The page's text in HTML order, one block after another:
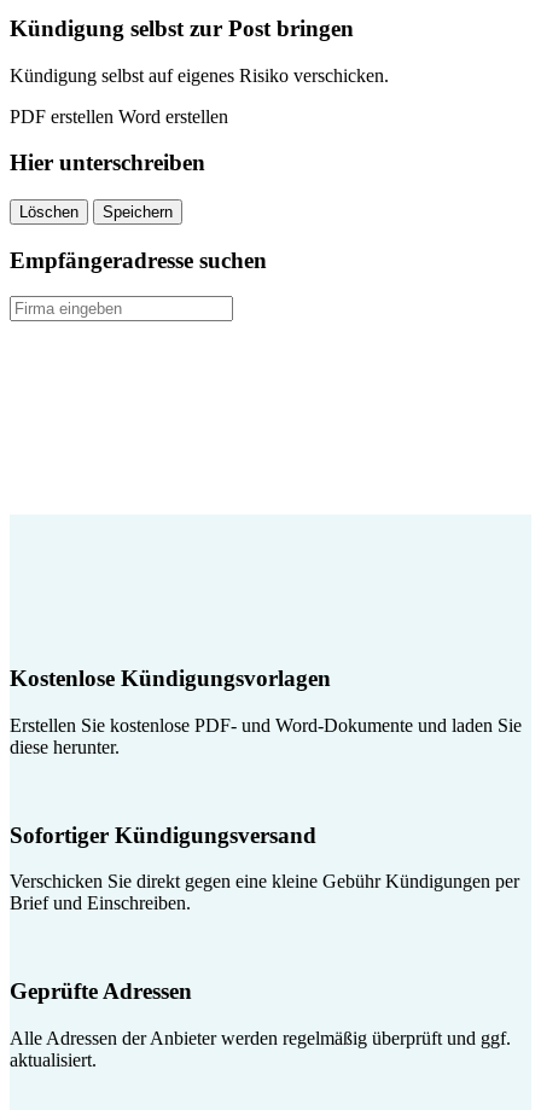
Kündigung selbst zur Post bringen
Kündigung selbst auf eigenes Risiko verschicken.
PDF erstellen Word erstellen
Hier unterschreiben
Löschen Speichern
Empfängeradresse suchen
Kostenlose Kündigungsvorlagen
Erstellen Sie kostenlose PDF- und Word-Dokumente und laden Sie
diese herunter.
Sofortiger Kündigungsversand
Verschicken Sie direkt gegen eine kleine Gebühr Kündigungen per
Brief und Einschreiben.
Geprüfte Adressen
Alle Adressen der Anbieter werden regelmäßig überprüft und ggf.
aktualisiert.